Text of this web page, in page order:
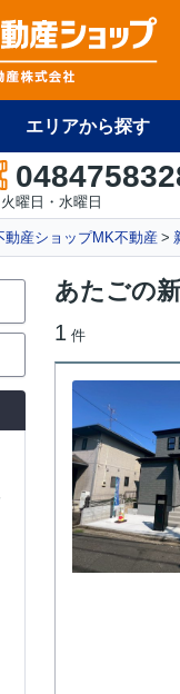
エリアから探す
火曜日・水曜日
産ショップMK不動産
あたごの
1 件